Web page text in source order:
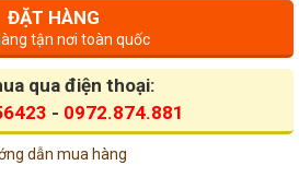
ĐẶT HÀNG
tận nơi toàn quốc
qua điện thoại:
- 0972.874.881
dẫn mua hàng